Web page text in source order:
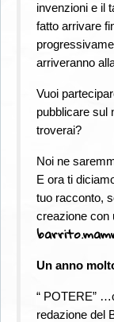
invenzioni e il
fatto arrivare
arriveranno
Vuoi
pubblicare sul
troverai?
Noi ne
E ora ti
tuo racconto,
creazione con
Un anno
“ POTERE”
redazione del